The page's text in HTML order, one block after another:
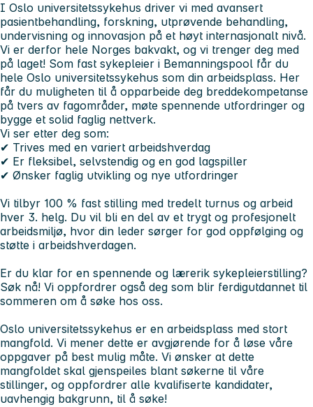
I Oslo universitetssykehus driver vi med avansert
pasientbehandling, forskning, utprøvende behandling,
undervisning og innovasjon på et høyt internasjonalt nivå.
Vi er derfor hele Norges bakvakt, og vi trenger deg med
på laget! Som fast sykepleier i Bemanningspool får du
hele Oslo universitetssykehus som din arbeidsplass. Her
får du muligheten til å opparbeide deg breddekompetanse
på tvers av fagområder, møte spennende utfordringer og
bygge et solid faglig nettverk.
Vi ser etter deg som:
✔ Trives med en variert arbeidshverdag
✔ Er fleksibel, selvstendig og en god lagspiller
✔ Ønsker faglig utvikling og nye utfordringer
Vi tilbyr 100 % fast stilling med tredelt turnus og arbeid
hver 3. helg. Du vil bli en del av et trygt og profesjonelt
arbeidsmiljø, hvor din leder sørger for god oppfølging og
støtte i arbeidshverdagen.
Er du klar for en spennende og lærerik sykepleierstilling?
Søk nå! Vi oppfordrer også deg som blir ferdigutdannet til
sommeren om å søke hos oss.
Oslo universitetssykehus er en arbeidsplass med stort
mangfold. Vi mener dette er avgjørende for å løse våre
oppgaver på best mulig måte. Vi ønsker at dette
mangfoldet skal gjenspeiles blant søkerne til våre
stillinger, og oppfordrer alle kvalifiserte kandidater,
uavhengig bakgrunn, til å søke!